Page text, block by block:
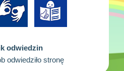
odwiedzin
odwiedziło stronę